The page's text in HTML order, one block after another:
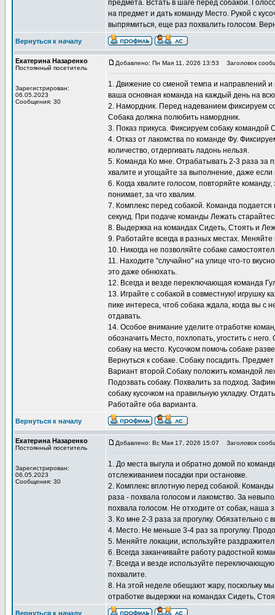
предмета. Встать в шаге перед собакой.
на предмет и дать команду Место. Рукой с
выпрямиться, еще раз похвалить голосом.
Вернуться к началу
Екатерина Назаренко
Постоянный посетитель
Зарегистрирован:
06.05.2023
Сообщения: 30
Добавлено: Пн Мая 11, 2026 13:53 Заголовок
1. Движение со сменой темпа и направлений
ваша основная команда на каждый день на
2. Намордник. Перед надеванием фиксируем
Собака должна полюбить намордник.
3. Показ прикуса. Фиксируем собаку
4. Отказ от лакомства по команде Фу.
количество, отдергивать ладонь нельзя.
5. Команда Ко мне. Отрабатывать 2-3 раза за
хвалите и угощайте за выполнение, даже
6. Когда хвалите голосом, повторяйте
понимает, за что хвалим.
7. Комплекс перед собакой. Команда
секунд. При подаче команды Лежать
8. Выдержка на командах Сидеть, Стоять и
9. Работайте всегда в разных местах. Меняйте
10. Никогда не позволяйте собаке
11. Находите "случайно" на улице что-то
это даже обнюхать.
12. Всегда и везде переключающая команда
13. Играйте с собакой в совместную! игрушку
пике интереса, чтоб собака ждала, когда вы с
отдавать.
14. Особое внимание уделите отработке
обозначить Место, похлопать, угостить с
собаку на место. Кусочком помочь собаке
Вернуться к собаке. Собаку посадить.
Вариант второй.Собаку положить командой
Подозвать собаку. Похвалить за подход.
собаку кусочком на правильную укладку.
Работайте оба варианта.
Вернуться к началу
Екатерина Назаренко
Постоянный посетитель
Зарегистрирован:
06.05.2023
Сообщения: 30
Добавлено: Вс Мая 17, 2026 15:07 Заголовок
1. До места выгула и обратно домой по
отслеживанием посадки при остановке.
2. Комплекс вплотную перед собакой.
раза - похвала голосом и лакомство. За
похвала голосом. Не отходите от собак, наша
3. Ко мне 2-3 раза за прогулку. Обязательно с
4. Место. Не меньше 3-4 раз за прогулку.
5. Меняйте локации, используйте
6. Всегда заканчивайте работу радостной
7. Всегда и везде используйте
похвалите.
8. На этой неделе обещают жару, поскольку
отработке выдержки на командах Сидеть,
Вернуться к началу